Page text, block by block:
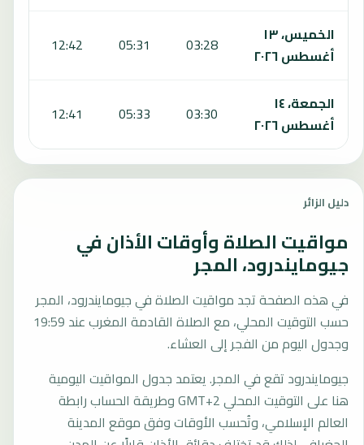
الخميس، ١٣
أغسطس ٢٠٢٦
03:28
05:31
12:42
الجمعة، ١٤
أغسطس ٢٠٢٦
03:30
05:33
12:41
دليل الزائر
مواقيت الصلاة وأوقات الأذان في
جيومايندرود، المجر
في هذه الصفحة تجد مواقيت الصلاة في جيومايندرود، المجر
حسب التوقيت المحلي، مع الصلاة القادمة المغرب عند 19:59
وجدول اليوم من الفجر إلى العشاء.
جيومايندرود تقع في المجر. يعتمد جدول المواقيت اليومية
هنا على التوقيت المحلي GMT+2 وطريقة الحساب رابطة
العالم الإسلامي، وتُحسب الأوقات وفق موقع المدينة